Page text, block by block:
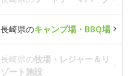
長崎県のキャンプ場・BBQ場
長崎県の牧場・レジャー＆リ
ゾート施設